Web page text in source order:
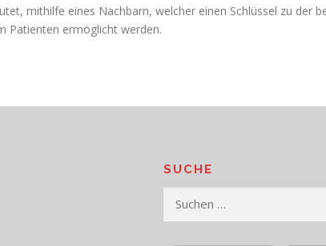
mithilfe eines Nachbarn, welcher einen Schlüssel zu der
Patienten ermöglicht werden.
SUCHE
nach: